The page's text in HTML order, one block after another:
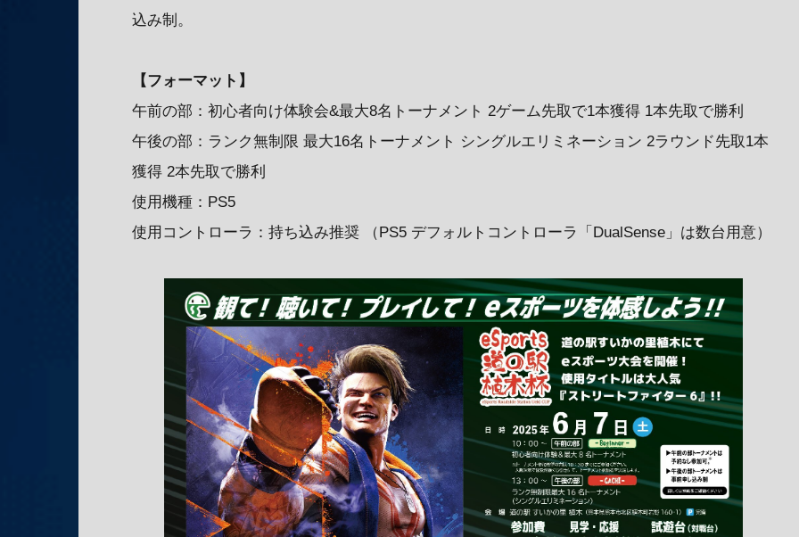
込み制。
【フォーマット】
午前の部：初心者向け体験会&最大8名トーナメント 2ゲーム先取で1本獲得 1本先取で勝利
午後の部：ランク無制限 最大16名トーナメント シングルエリミネーション 2ラウンド先取1本
獲得 2本先取で勝利
使用機種：PS5
使用コントローラ：持ち込み推奨 （PS5 デフォルトコントローラ「DualSense」は数台用意）